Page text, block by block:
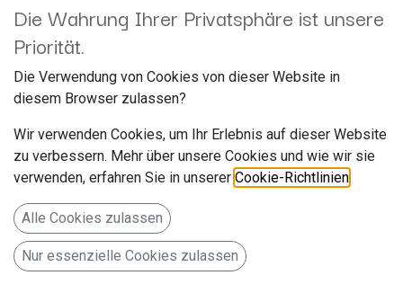
2-DIN RB Honda Accord 2003
- 2007 schwarz 381130-19
Hersteller: ACV
Artikelnummer: 381130-19
Straßburger Allee 10-12
41812 Erkelenz
Die Wahrung Ihrer Privatsphäre ist unsere
Priorität.
Die Verwendung von Cookies von dieser Website in
diesem Browser zulassen?
Wir verwenden Cookies, um Ihr Erlebnis auf dieser Website
zu verbessern. Mehr über unsere Cookies und wie wir sie
verwenden, erfahren Sie in unserer Cookie-Richtlinien
Alle Cookies zulassen
Nur essenzielle Cookies zulassen